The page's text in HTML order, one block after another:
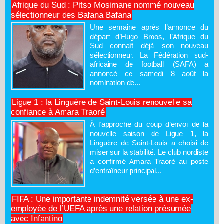
Afrique du Sud : Pitso Mosimane nommé nouveau
sélectionneur des Bafana Bafana
Une semaine après l’annonce du
départ d’Hugo Broos, l’Afrique du
Sud connaît déjà son nouveau
sélectionneur. La Fédération sud-
africaine de football (SAFA) a
annoncé ce samedi 8 août la
nomination de...
Ligue 1 : la Linguère de Saint-Louis renouvelle sa
confiance à Amara Traoré
À l’approche du coup d’envoi de la
nouvelle saison de Ligue 1, la
Linguère de Saint-Louis a choisi de
miser sur la stabilité. Le club nordiste
a confirmé Amara Traoré au poste
d’entraîneur principal...
FIFA : Une importante indemnité versée à une ex-
employée de l’UEFA après une relation présumée
avec Infantino